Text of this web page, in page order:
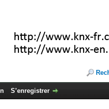
S’enregistrer